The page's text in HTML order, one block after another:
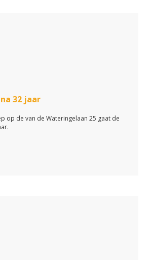
32 jaar
op de van de Wateringelaan 25 gaat de